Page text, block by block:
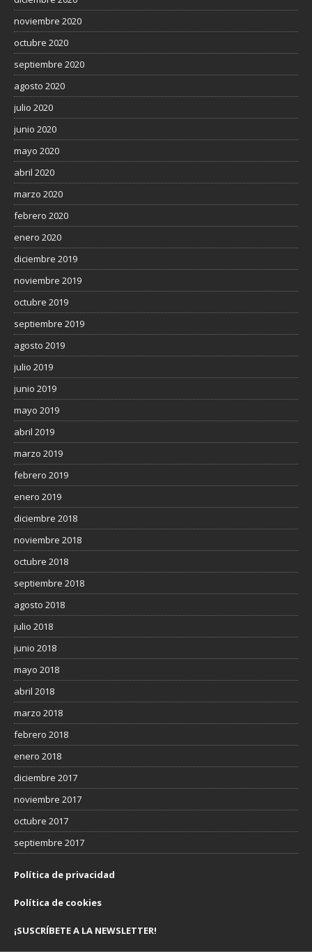
noviembre 2020
octubre 2020
septiembre 2020
agosto 2020
julio 2020
junio 2020
mayo 2020
abril 2020
marzo 2020
febrero 2020
enero 2020
diciembre 2019
noviembre 2019
octubre 2019
septiembre 2019
agosto 2019
julio 2019
junio 2019
mayo 2019
abril 2019
marzo 2019
febrero 2019
enero 2019
diciembre 2018
noviembre 2018
octubre 2018
septiembre 2018
agosto 2018
julio 2018
junio 2018
mayo 2018
abril 2018
marzo 2018
febrero 2018
enero 2018
diciembre 2017
noviembre 2017
octubre 2017
septiembre 2017
Política de privacidad
Política de cookies
¡SUSCRÍBETE A LA NEWSLETTER!